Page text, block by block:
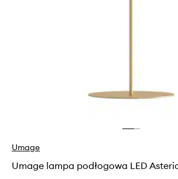
Umage
Umage lampa podłogowa LED